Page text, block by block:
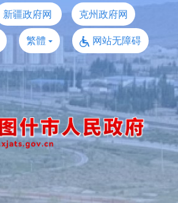
新疆政府网
克州政府网
繁體 网站无障碍